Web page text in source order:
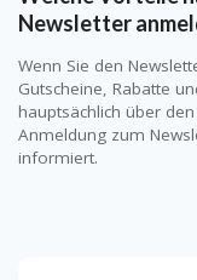
Newsletter
Wenn Sie den
Gutscheine, Rabatte
hauptsächlich über
Anmeldung zum
informiert.